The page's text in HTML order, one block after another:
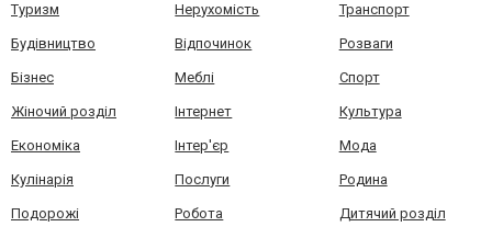
Туризм Нерухомість Транспорт
Будівництво Відпочинок Розваги
Бізнес Меблі Спорт
Жіночий розділ Інтернет Культура
Економіка Інтер'єр Мода
Кулінарія Послуги Родина
Подорожі Робота Дитячий розділ